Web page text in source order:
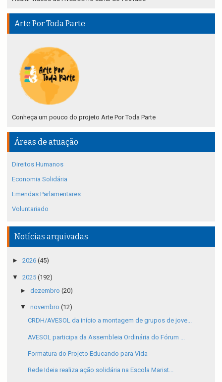
Arte Por Toda Parte
Conheça um pouco do projeto Arte Por Toda Parte
Áreas de atuação
Direitos Humanos
Economia Solidária
Emendas Parlamentares
Voluntariado
Notícias arquivadas
► 2026 (45)
▼ 2025 (192)
► dezembro (20)
▼ novembro (12)
CRDH/AVESOL da início a montagem de grupos de jove...
AVESOL participa da Assembleia Ordinária do Fórum ...
Formatura do Projeto Educando para Vida
Rede Ideia realiza ação solidária na Escola Marist...